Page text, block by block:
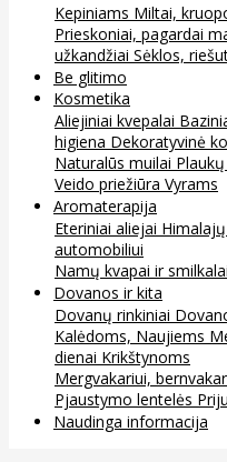
Kepiniams Miltai,
Prieskoniai, pagardai
užkandžiai Sėklos,
Be glitimo
Kosmetika
Aliejiniai kvepalai
higiena Dekoratyvinė
Naturalūs muilai
Veido priežiūra Vyrams
Aromaterapija
Eteriniai aliejai
automobiliui
Namų kvapai ir smilkalai
Dovanos ir kita
Dovanų rinkiniai
Kalėdoms, Naujiems
dienai Krikštynoms
Mergvakariui,
Pjaustymo lentelės
Naudinga informacija